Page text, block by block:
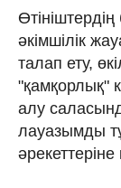
әкімшілік
талап ету,
"қамқорлық"
алу
лауазымды